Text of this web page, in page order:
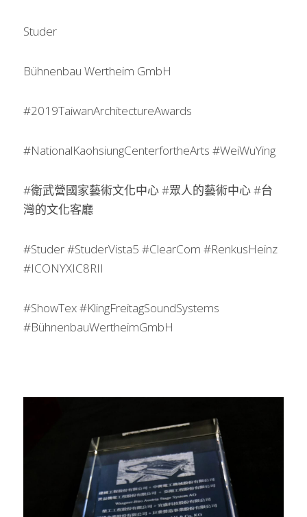
Studer
Bühnenbau Wertheim GmbH
#2019TaiwanArchitectureAwards
#NationalKaohsiungCenterfortheArts #WeiWuYing
#衛武營國家藝術文化中心 #眾人的藝術中心 #台
灣的文化客廳
#Studer #StuderVista5 #ClearCom #RenkusHeinz
#ICONYXIC8RII
#ShowTex #KlingFreitagSoundSystems
#BühnenbauWertheimGmbH